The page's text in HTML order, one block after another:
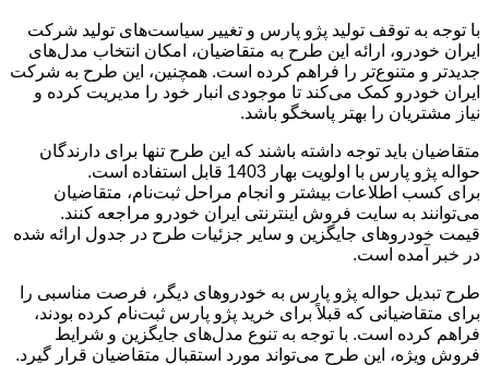
با توجه به توقف تولید پژو پارس و تغییر سیاست‌های تولید شرکت
ایران خودرو، ارائه این طرح به متقاضیان، امکان انتخاب مدل‌های
جدیدتر و متنوع‌تر را فراهم کرده است. همچنین، این طرح به شرکت
ایران خودرو کمک می‌کند تا موجودی انبار خود را مدیریت کرده و
نیاز مشتریان را بهتر پاسخگو باشد.
متقاضیان باید توجه داشته باشند که این طرح تنها برای دارندگان
حواله پژو پارس با اولویت بهار 1403 قابل استفاده است.
برای کسب اطلاعات بیشتر و انجام مراحل ثبت‌نام، متقاضیان
می‌توانند به سایت فروش اینترنتی ایران خودرو مراجعه کنند.
قیمت خودروهای جایگزین و سایر جزئیات طرح در جدول ارائه شده
در خبر آمده است.
طرح تبدیل حواله پژو پارس به خودروهای دیگر، فرصت مناسبی را
برای متقاضیانی که قبلاً برای خرید پژو پارس ثبت‌نام کرده بودند،
فراهم کرده است. با توجه به تنوع مدل‌های جایگزین و شرایط
فروش ویژه، این طرح می‌تواند مورد استقبال متقاضیان قرار گیرد.